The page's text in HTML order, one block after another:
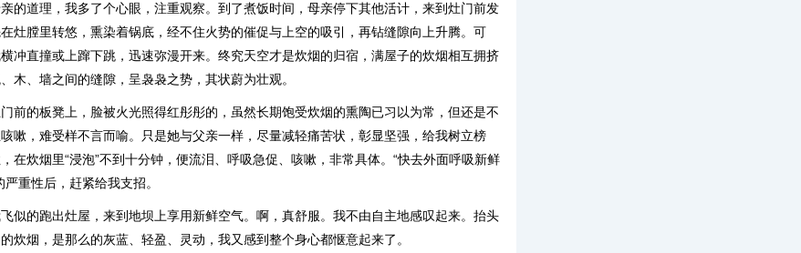
的道理，我多了个心眼，注重观察。到了煮饭时间，母亲停下其他活计，来到灶门前发
灶膛里转悠，熏染着锅底，经不住火势的催促与上空的吸引，再钻缝隙向上升腾。可
冲直撞或上蹿下跳，迅速弥漫开来。终究天空才是炊烟的归宿，满屋子的炊烟相互拥挤
木、墙之间的缝隙，呈袅袅之势，其状蔚为壮观。
前的板凳上，脸被火光照得红彤彤的，虽然长期饱受炊烟的熏陶已习以为常，但还是不
嗽，难受样不言而喻。只是她与父亲一样，尽量减轻痛苦状，彰显坚强，给我树立榜
在炊烟里“浸泡”不到十分钟，便流泪、呼吸急促、咳嗽，非常具体。“快去外面呼吸新鲜
重性后，赶紧给我支招。
似的跑出灶屋，来到地坝上享用新鲜空气。啊，真舒服。我不由自主地感叹起来。抬头
炊烟，是那么的灰蓝、轻盈、灵动，我又感到整个身心都惬意起来了。